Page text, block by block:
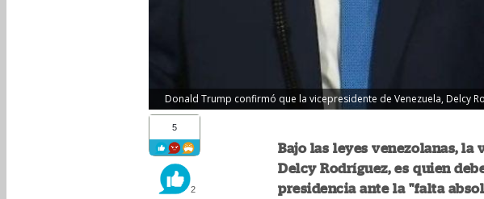
Donald Trump confirmó que la vicepresidente de Venezuela, Delcy
5
2
Bajo las leyes venezolanas, la
Delcy Rodríguez, es quien
presidencia ante la "falta